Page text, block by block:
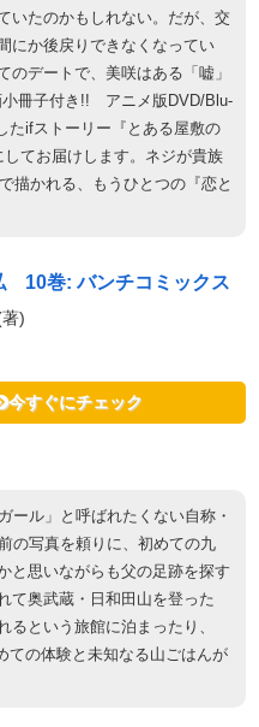
いたのかもしれない。だが、交
にか後戻りできなくなってい
のデートで、美咲はある「嘘」
冊子付き!! アニメ版DVD/Blu-
たifストーリー『とある屋敷の
てお届けします。ネジが貴族
描かれる、もうひとつの『恋と
10巻: バンチコミックス
)
今すぐにチェック
ール」と呼ばれたくない自称・
の写真を頼りに、初めての九
と思いながらも父の足跡を探す
奥武蔵・日和田山を登った
るという旅館に泊まったり、
ての体験と未知なる山ごはんが